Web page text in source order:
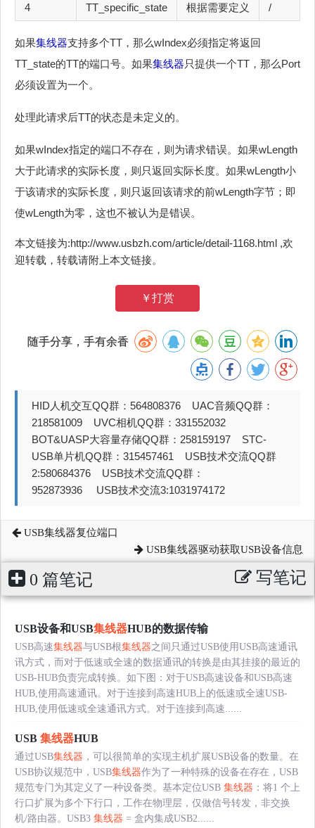
4 TT_specific_state 根据需要定义 /
如果集线器支持多个TT，那么wIndex必须指定将返回
TT_state的TT的端口号。如果集线器只提供一个TT，那么Port
必须设置为一个。
处理此请求后TT的状态是未定义的。
如果wIndex指定的端口不存在，则为请求错误。如果wLength
大于此请求的实际长度，则只返回实际长度。如果wLength小
于该请求的实际长度，则只返回该请求的前wLength字节；即
使wLength为零，这也不被认为是错误。
本文链接为:http://www.usbzh.com/article/detail-1168.html ,欢
迎转载，转载请附上本文链接。
￥打赏
随手分享，手有余香
HID人机交互QQ群：564808376 UAC音频QQ群：
218581009 UVC相机QQ群：331552032
BOT&UASP大容量存储QQ群：258159197 STC-
USB单片机QQ群：315457461 USB技术交流QQ群
2:580684376 USB技术交流QQ群：
952873936 USB技术交流3:1031974172
USB集线器复位端口
USB集线器驱动获取USB设备信息
0 篇笔记 写笔记
USB设备和USB集线器HUB的数据传输
USB高速集线器与USB根集线器之间只通过USB使用USB高速通讯
讯方式，而对于低速或全速的数据通讯的转换是由其挂接的最近的
USB-HUB负责完成转换。如下图：对于USB高速设备和USB高速
HUB,使用高速通讯。对于连接到高速HUB上的低速或全速USB-
HUB,使用低速或全速通讯方式。对于连接到高速......
USB 集线器HUB
通过USB集线器 ，可以很简单的实现主机扩展USB设备的数量。在
USB协议规范中，USB集线器作为了一种特殊的设备在存在，USB
规范专门为其定义了一种设备类。基本定位USB 集线器 ：将1 个上
行口扩展为多个下行口，工作在物理层，仅做信号转发，非交换
机/路由器。USB3 集线器 = 盒内集成USB2......